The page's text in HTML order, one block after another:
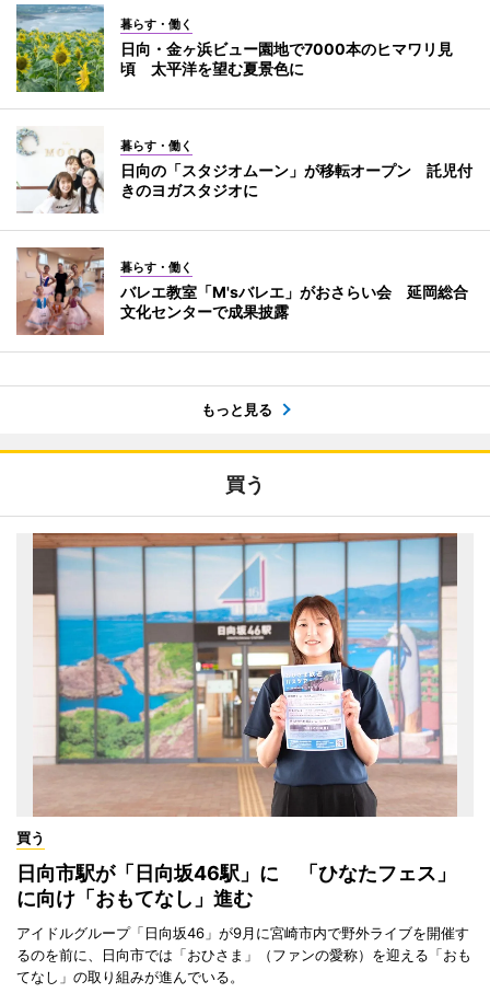
暮らす・働く
日向・金ヶ浜ビュー園地で7000本のヒマワリ見
頃 太平洋を望む夏景色に
暮らす・働く
日向の「スタジオムーン」が移転オープン 託児付
きのヨガスタジオに
暮らす・働く
バレエ教室「M'sバレエ」がおさらい会 延岡総合
文化センターで成果披露
もっと見る
買う
買う
日向市駅が「日向坂46駅」に 「ひなたフェス」
に向け「おもてなし」進む
アイドルグループ「日向坂46」が9月に宮崎市内で野外ライブを開催す
るのを前に、日向市では「おひさま」（ファンの愛称）を迎える「おも
てなし」の取り組みが進んでいる。